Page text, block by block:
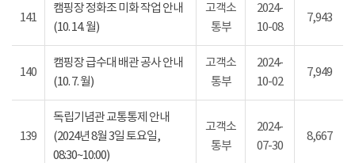
141
캠핑장 정화조 미화 작업 안내
(10. 14. 월)
고객소
통부
2024-
10-08
7,943
140
캠핑장 급수대 배관 공사 안내
(10. 7. 월)
고객소
통부
2024-
10-02
7,949
139
독립기념관 교통통제 안내
(2024년 8월 3일 토요일,
08:30~10:00)
고객소
통부
2024-
07-30
8,667